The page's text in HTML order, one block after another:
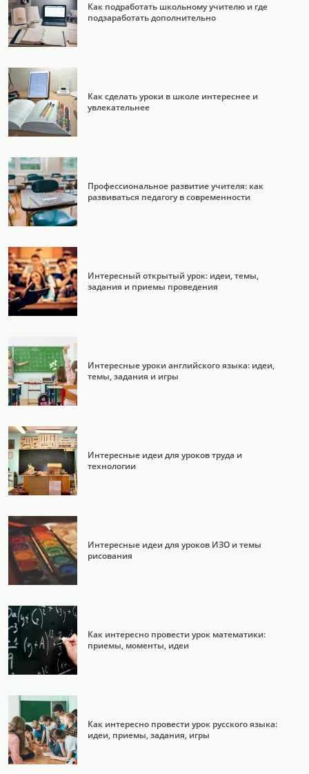
Как подработать школьному учителю и где
подзаработать дополнительно
Как сделать уроки в школе интереснее и
увлекательнее
Профессиональное развитие учителя: как
развиваться педагогу в современности
Интересный открытый урок: идеи, темы,
задания и приемы проведения
Интересные уроки английского языка: идеи,
темы, задания и игры
Интересные идеи для уроков труда и
технологии
Интересные идеи для уроков ИЗО и темы
рисования
Как интересно провести урок математики:
приемы, моменты, идеи
Как интересно провести урок русского языка:
идеи, приемы, задания, игры